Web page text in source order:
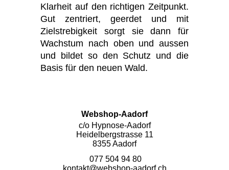
Klarheit auf den richtigen Zeitpunkt.
Gut zentriert, geerdet und mit
Zielstrebigkeit sorgt sie dann für
Wachstum nach oben und aussen
und bildet so den Schutz und die
Basis für den neuen Wald.
Webshop-Aadorf
c/o Hypnose-Aadorf
Heidelbergstrasse 11
8355 Aadorf
077 504 94 80
kontakt@webshop-aadorf.ch